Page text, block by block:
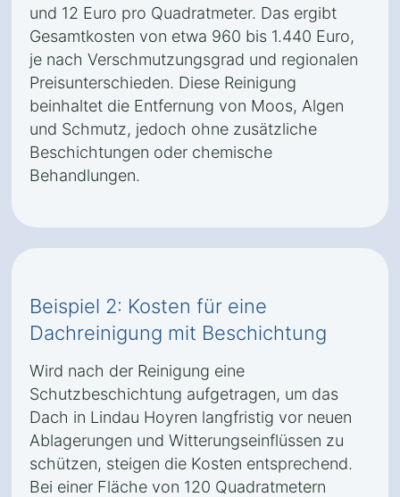
und 12 Euro pro Quadratmeter. Das ergibt
Gesamtkosten von etwa 960 bis 1.440 Euro,
je nach Verschmutzungsgrad und regionalen
Preisunterschieden. Diese Reinigung
beinhaltet die Entfernung von Moos, Algen
und Schmutz, jedoch ohne zusätzliche
Beschichtungen oder chemische
Behandlungen.
Beispiel 2: Kosten für eine
Dachreinigung mit Beschichtung
Wird nach der Reinigung eine
Schutzbeschichtung aufgetragen, um das
Dach in Lindau Hoyren langfristig vor neuen
Ablagerungen und Witterungseinflüssen zu
schützen, steigen die Kosten entsprechend.
Bei einer Fläche von 120 Quadratmetern